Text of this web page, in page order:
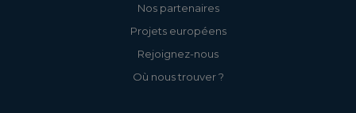
Nos partenaires
Projets européens
Rejoignez-nous
Où nous trouver ?